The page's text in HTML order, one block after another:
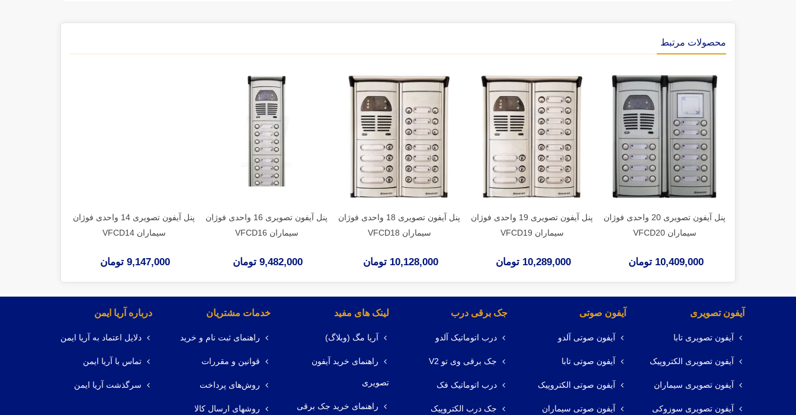
محصولات مرتبط
پنل آیفون تصویری 20 واحدی فوژان
سیماران VFCD20
10,409,000 تومان
پنل آیفون تصویری 19 واحدی فوژان
سیماران VFCD19
10,289,000 تومان
پنل آیفون تصویری 18 واحدی فوژان
سیماران VFCD18
10,128,000 تومان
پنل آیفون تصویری 16 واحدی فوژان
سیماران VFCD16
9,482,000 تومان
پنل آیفون تصویری 14 واحدی فوژان
سیماران VFCD14
9,147,000 تومان
آیفون تصویری
آیفون تصویری تابا
آیفون تصویری الکتروپیک
آیفون تصویری سیماران
آیفون تصویری سوزوکی
آیفون صوتی
آیفون صوتی آلدو
آیفون صوتی تابا
آیفون صوتی الکتروپیک
آیفون صوتی سیماران
جک برقی درب
درب اتوماتیک آلدو
جک برقی وی تو V2
درب اتوماتیک فک
جک درب الکتروپیک
لینک های مفید
آریا مگ (وبلاگ)
راهنمای خرید آیفون
تصویری
راهنمای خرید جک برقی
خدمات مشتریان
راهنمای ثبت نام و خرید
قوانین و مقررات
روش‌های پرداخت
روشهای ارسال کالا
درباره آریا ایمن
دلایل اعتماد به آریا ایمن
تماس با آریا ایمن
سرگذشت آریا ایمن